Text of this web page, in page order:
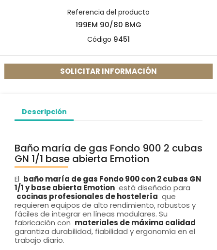
Referencia del producto
199EM 90/80 BMG
Código 9451
SOLICITAR INFORMACIÓN
Descripción
Baño maría de gas Fondo 900 2 cubas
GN 1/1 base abierta Emotion
El baño maría de gas Fondo 900 con 2 cubas GN
1/1 y base abierta Emotion está diseñado para
cocinas profesionales de hostelería que
requieren equipos de alto rendimiento, robustos y
fáciles de integrar en líneas modulares. Su
fabricación con materiales de máxima calidad
garantiza durabilidad, fiabilidad y ergonomía en el
trabajo diario.